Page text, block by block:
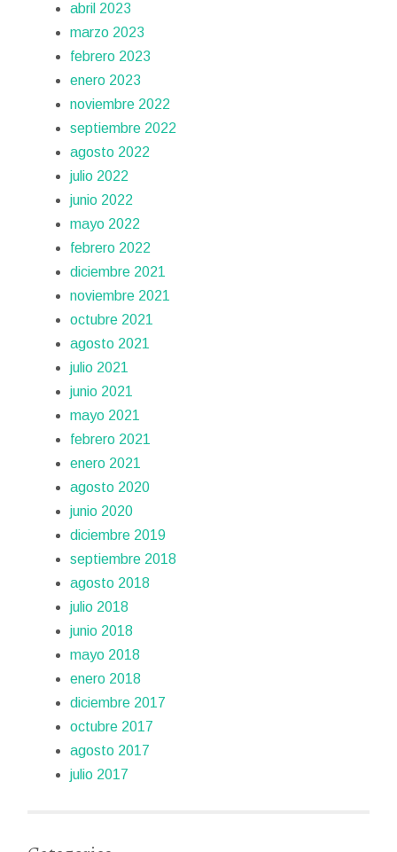
abril 2023
marzo 2023
febrero 2023
enero 2023
noviembre 2022
septiembre 2022
agosto 2022
julio 2022
junio 2022
mayo 2022
febrero 2022
diciembre 2021
noviembre 2021
octubre 2021
agosto 2021
julio 2021
junio 2021
mayo 2021
febrero 2021
enero 2021
agosto 2020
junio 2020
diciembre 2019
septiembre 2018
agosto 2018
julio 2018
junio 2018
mayo 2018
enero 2018
diciembre 2017
octubre 2017
agosto 2017
julio 2017